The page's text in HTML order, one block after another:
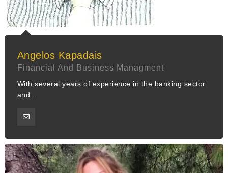
Angelos Kapadais
Financial And Business Managment
With several years of experience in the banking sector
and...